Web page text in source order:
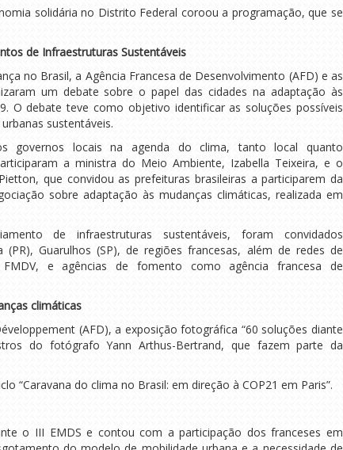
solidária no Distrito Federal coroou a programação, que se
de Infraestruturas Sustentáveis
no Brasil, a Agência Francesa de Desenvolvimento (AFD) e as
um debate sobre o papel das cidades na adaptação às
O debate teve como objetivo identificar as soluções possíveis
sustentáveis.
governos locais na agenda do clima, tanto local quanto
a ministra do Meio Ambiente, Izabella Teixeira, e o
que convidou as prefeituras brasileiras a participarem da
sobre adaptação às mudanças climáticas, realizada em
de infraestruturas sustentáveis, foram convidados
Guarulhos (SP), de regiões francesas, além de redes de
e agências de fomento como agência francesa de
climáticas
(AFD), a exposição fotográfica “60 soluções diante
do fotógrafo Yann Arthus-Bertrand, que fazem parte da
“Caravana do clima no Brasil: em direção à COP21 em Paris”.
o III EMDS e contou com a participação dos franceses em